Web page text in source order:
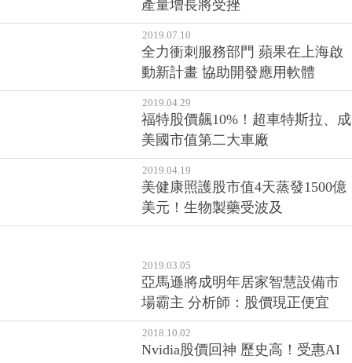
2019.08.05
油價下跌衝擊美國頁岩油生產商
產量增長將受挫
2019.07.10
全力衝刺服務部門 蘋果在上海啟
動新計畫 協助開發應用軟體
2019.04.29
福特股價飆10%！超車特斯拉、成
美國市值第二大車廠
2019.04.19
美元！生物製藥受波及
2019.03.05
亞馬遜將成明年居家智慧設備市
場霸主 分析師：股價現正便宜